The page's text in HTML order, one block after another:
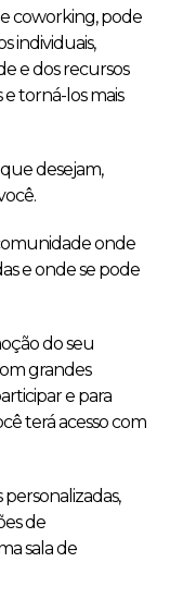
coworking, pode
individuais,
e dos recursos
torná-los mais
desejam,
onde
e onde se pode
do seu
grandes
e para
terá acesso com
de
sala de